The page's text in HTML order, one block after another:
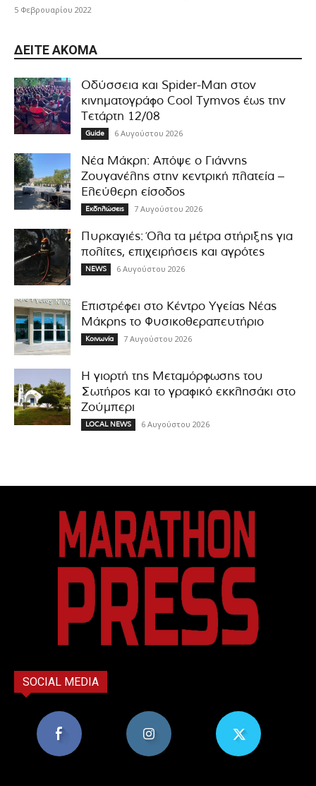
5 Φεβρουαρίου 2022
ΔΕΊΤΕ ΑΚΌΜΑ
Οδύσσεια και Spider-Man στον
κινηματογράφο Cool Tymvos έως την
Τετάρτη 12/08
Guide 6 Αυγούστου 2026
Νέα Μάκρη: Απόψε ο Γιάννης
Ζουγανέλης στην κεντρική πλατεία –
Ελεύθερη είσοδος
Εκδηλώσεις 7 Αυγούστου 2026
Πυρκαγιές: Όλα τα μέτρα στήριξης για
πολίτες, επιχειρήσεις και αγρότες
NEWS 6 Αυγούστου 2026
Επιστρέφει στο Κέντρο Υγείας Νέας
Μάκρης το Φυσικοθεραπευτήριο
Κοινωνία 7 Αυγούστου 2026
Η γιορτή της Μεταμόρφωσης του
Σωτήρος και το γραφικό εκκλησάκι στο
Ζούμπερι
LOCAL NEWS 6 Αυγούστου 2026
SOCIAL MEDIA